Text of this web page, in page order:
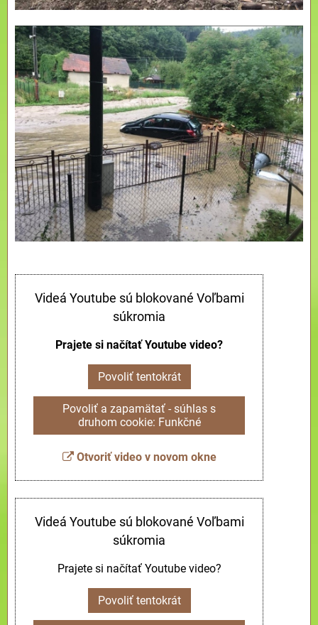
Videá Youtube sú blokované Voľbami
súkromia
Prajete si načítať Youtube video?
Povoliť tentokrát
Povoliť a zapamätať - súhlas s
druhom cookie: Funkčné
Otvoriť video v novom okne
Videá Youtube sú blokované Voľbami
súkromia
Prajete si načítať Youtube video?
Povoliť tentokrát